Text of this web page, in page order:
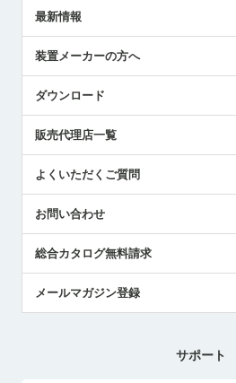
受賞履歴
採用情報
国/地域/言語
ツールセッタ製品
エアマイクロセンサ製品
最新情報
メトロールの技術
社員ブログ
中小企業のBCP地震対策
センサのテクニカルガイド
社長ブログ
装置メーカーの方へ
ダウンロード
販売代理店一覧
よくいただくご質問
お問い合わせ
総合カタログ無料請求
メールマガジン登録
サポート